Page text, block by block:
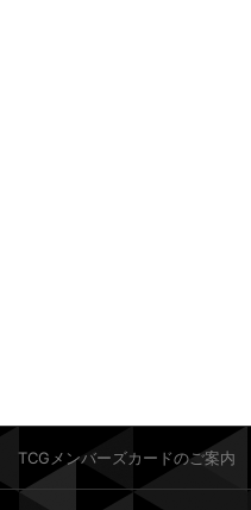
TCGメンバーズカードのご案内